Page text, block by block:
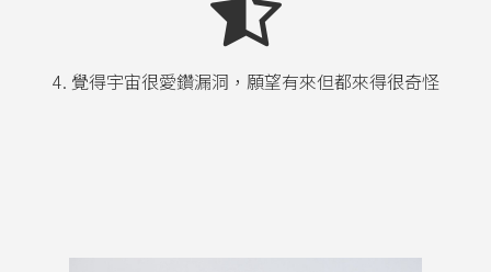
4. 覺得宇宙很愛鑽漏洞，願望有來但都來得很奇怪